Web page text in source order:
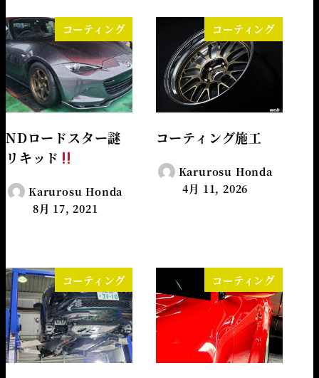
コーティング
NDロードスター謎
リキッド
Karurosu Honda
8月 17, 2021
コーティング
コーティング施工
Karurosu Honda
4月 11, 2026
コーティング コーティング